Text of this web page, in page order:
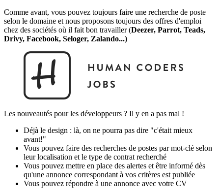
Comme avant, vous pouvez toujours faire une recherche de poste
selon le domaine et nous proposons toujours des offres d'emploi
chez des sociétés où il fait bon travailler (Deezer, Parrot, Teads,
Drivy, Facebook, Seloger, Zalando...)
Les nouveautés pour les développeurs ? Il y en a pas mal !
Déjà le design : là, on ne pourra pas dire "c'était mieux
avant!"
Vous pouvez faire des recherches de postes par mot-clé selon
leur localisation et le type de contrat recherché
Vous pouvez mettre en place des alertes et être informé dès
qu'une annonce correspondant à vos critères est publiée
Vous pouvez répondre à une annonce avec votre CV